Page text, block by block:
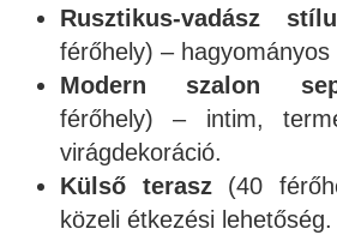
Rusztikus-vadász
férőhely) – hagyományos
Modern szalon
férőhely) – intim,
virágdekoráció.
Külső terasz(40
közeli étkezési lehetőség.